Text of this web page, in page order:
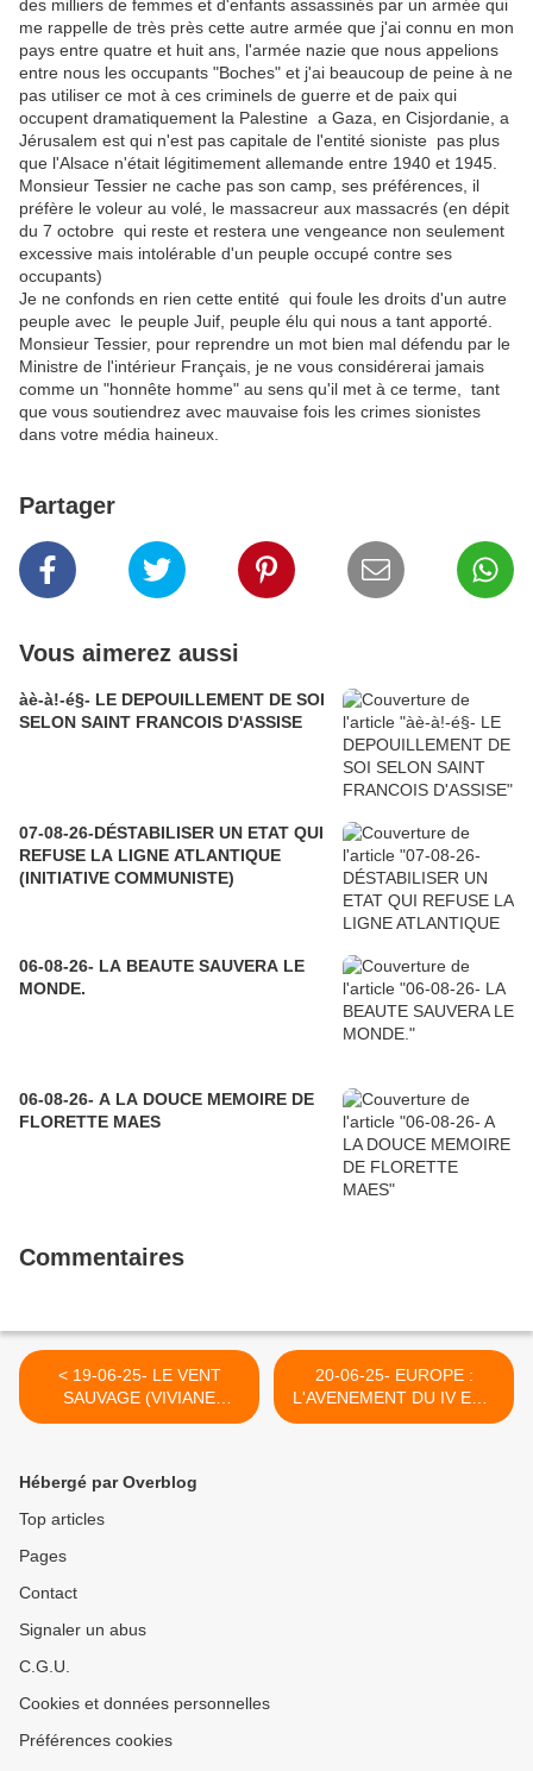
des milliers de femmes et d'enfants assassinés par un armée qui
me rappelle de très près cette autre armée que j'ai connu en mon
pays entre quatre et huit ans, l'armée nazie que nous appelions
entre nous les occupants "Boches" et j'ai beaucoup de peine à ne
pas utiliser ce mot à ces criminels de guerre et de paix qui
occupent dramatiquement la Palestine a Gaza, en Cisjordanie, a
Jérusalem est qui n'est pas capitale de l'entité sioniste pas plus
que l'Alsace n'était légitimement allemande entre 1940 et 1945.
Monsieur Tessier ne cache pas son camp, ses préférences, il
préfère le voleur au volé, le massacreur aux massacrés (en dépit
du 7 octobre qui reste et restera une vengeance non seulement
excessive mais intolérable d'un peuple occupé contre ses
occupants)
Je ne confonds en rien cette entité qui foule les droits d'un autre
peuple avec le peuple Juif, peuple élu qui nous a tant apporté.
Monsieur Tessier, pour reprendre un mot bien mal défendu par le
Ministre de l'intérieur Français, je ne vous considérerai jamais
comme un "honnête homme" au sens qu'il met à ce terme, tant
que vous soutiendrez avec mauvaise fois les crimes sionistes
dans votre média haineux.
Partager
Vous aimerez aussi
àè-à!-é§- LE DEPOUILLEMENT DE SOI
SELON SAINT FRANCOIS D'ASSISE
07-08-26-DÉSTABILISER UN ETAT QUI
REFUSE LA LIGNE ATLANTIQUE
(INITIATIVE COMMUNISTE)
06-08-26- LA BEAUTE SAUVERA LE
MONDE.
06-08-26- A LA DOUCE MEMOIRE DE
FLORETTE MAES
Commentaires
< 19-06-25- LE VENT
SAUVAGE (VIVIANE
DEMOL)
20-06-25- EUROPE :
L'AVENEMENT DU IV EME
REICH : L'ALLEGORIE
Hébergé par Overblog
Top articles
Pages
Contact
Signaler un abus
C.G.U.
Cookies et données personnelles
Préférences cookies